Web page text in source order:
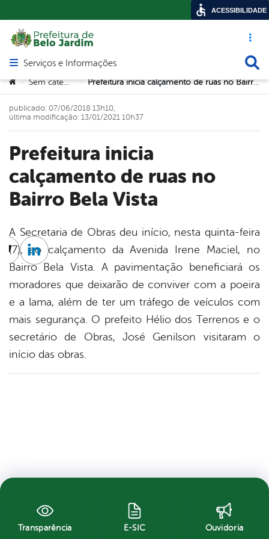
Acesso
Abrir menu principal de navegação
Serviços e Informações
Você está aqui:
> Sem categoria > Prefeitura inicia calçamento de ruas no Bairro Bela Vista
Prefeitura inicia
calçamento de ruas no
Bairro Bela Vista
publicado: 07/06/2018 13h10,
última modificação: 13/01/2021 10h37
A Secretaria de Obras deu início, nesta quinta-feira
(7), ao calçamento da Avenida Irene Maciel, no
Bairro Bela Vista. A pavimentação beneficiará os
moradores que deixarão de conviver com a poeira
e a lama, além de ter um tráfego de veículos com
mais segurança. O prefeito Hélio dos Terrenos e o
secretário de Obras, José Genilson visitaram o
início das obras.
Twitter
Linkedin
Transparência E-SIC Ouvidoria
ACESSIBILIDADE